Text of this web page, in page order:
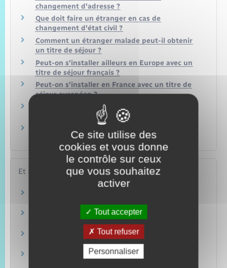
changement d'adresse ?
Que doit faire un étranger en cas de
changement d'état civil ?
Comment un étranger malade peut-il obtenir
un titre de séjour ?
Peut-on s'installer ailleurs en Europe avec un
titre de séjour français ?
Peut-on s'installer en France avec un titre de
séjour européen ?
Un étranger victime d'esclavagisme ou de
proxénétisme peut-il être régularisé ?
Qu'est-ce qu'une attestation de demande de
carte de séjour ?
Et aussi
S'inscrire dans l'enseignement supérieur
Famille – Scolarité
Nationalité française
Étranger – Europe
Conduire en France avec un permis étranger
Ce site utilise des
cookies et vous donne
le contrôle sur ceux
que vous souhaitez
activer
Tout accepter
Tout refuser
Personnaliser